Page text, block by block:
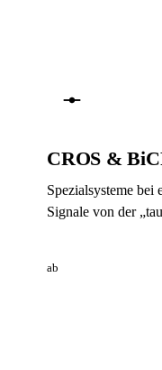
CROS &
Spezialsysteme
Signale von der
ab